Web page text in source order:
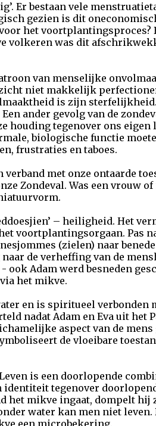
Er bestaan vele
gezien is dit
het
volkeren was dit
van menselijke
niet makkelijk
is zijn
ander gevolg van de
houding tegenover ons
biologische functie
frustraties en taboes.
met onze ontaarde
Zondeval. Was een vrouw
– heiligheid. Het
voortplantingsorgaan. Pas
(zielen) naar
de verheffing van de
ook Adam werd besneden
het mikve.
en is spiritueel
nadat Adam en Eva uit
aspect van de
de vloeibare
is een doorlopende
identiteit tegenover
het mikve ingaat, dompelt
water kan men niet
een microbekering.